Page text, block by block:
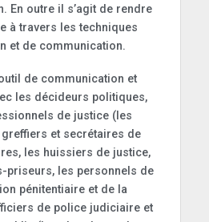
En outre il s’agit de rendre
à travers les techniques
et de communication.
de communication et
les décideurs politiques,
de justice (les
et secrétaires de
les huissiers de justice,
priseurs, les personnels de
pénitentiaire et de la
de police judiciaire et